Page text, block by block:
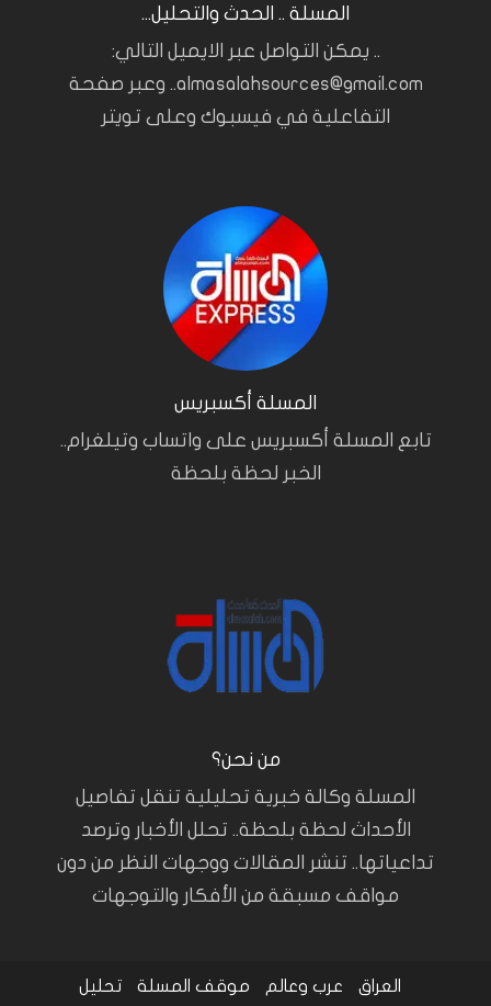
المسلة .. الحدث والتحليل...
.. يمكن التواصل عبر الايميل التالي:
almasalahsources@gmail.com.. وعبر صفحة
التفاعلية في فيسبوك وعلى تويتر
المسلة أكسبريس
تابع المسلة أكسبريس على واتساب وتيلغرام..
الخبر لحظة بلحظة
من نحن؟
المسلة وكالة خبرية تحليلية تنقل تفاصيل
الأحداث لحظة بلحظة.. تحلل الأخبار وترصد
تداعياتها.. تنشر المقالات ووجهات النظر من دون
مواقف مسبقة من الأفكار والتوجهات
العراق عرب وعالم موقف المسلة تحليل